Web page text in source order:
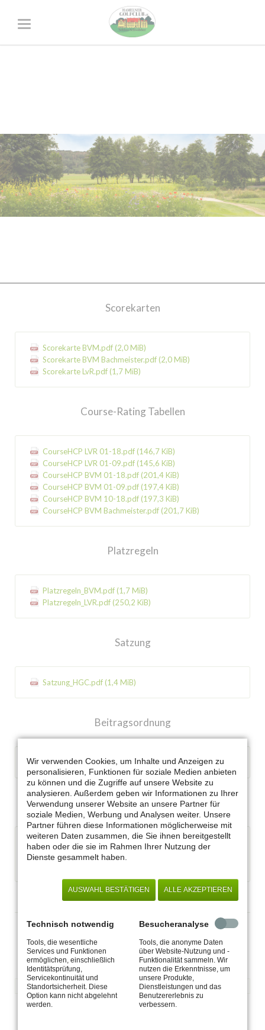
Scorekarten
Scorekarte BVM.pdf (2,0 MiB)
Scorekarte BVM Bachmeister.pdf (2,0 MiB)
Scorekarte LvR.pdf (1,7 MiB)
Course-Rating Tabellen
CourseHCP LVR 01-18.pdf (146,7 KiB)
CourseHCP LVR 01-09.pdf (145,6 KiB)
CourseHCP BVM 01-18.pdf (201,4 KiB)
CourseHCP BVM 01-09.pdf (197,4 KiB)
CourseHCP BVM 10-18.pdf (197,3 KiB)
CourseHCP BVM Bachmeister.pdf (201,7 KiB)
Platzregeln
Platzregeln_BVM.pdf (1,7 MiB)
Platzregeln_LVR.pdf (250,2 KiB)
Satzung
Satzung_HGC.pdf (1,4 MiB)
Beitragsordnung
Beitragsordnung.pdf(60,4 KiB)
Mitgliedsanträge
Mitgliedsantrag - Junge Mitglieder Schüler Student
Azubi.pdf(255,4 KiB)
Wir verwenden Cookies, um Inhalte und Anzeigen zu
personalisieren, Funktionen für soziale Medien anbieten
zu können und die Zugriffe auf unsere Website zu
analysieren. Außerdem geben wir Informationen zu Ihrer
Verwendung unserer Website an unsere Partner für
soziale Medien, Werbung und Analysen weiter. Unsere
Partner führen diese Informationen möglicherweise mit
weiteren Daten zusammen, die Sie ihnen bereitgestellt
haben oder die sie im Rahmen Ihrer Nutzung der
Dienste gesammelt haben.
AUSWAHL BESTÄTIGEN ALLE AKZEPTIEREN
Technisch notwendig
Tools, die wesentliche
Services und Funktionen
ermöglichen, einschließlich
Identitätsprüfung,
Servicekontinuität und
Standortsicherheit. Diese
Option kann nicht abgelehnt
werden.
Besucheranalyse
Tools, die anonyme Daten
über Website-Nutzung und -
Funktionalität sammeln. Wir
nutzen die Erkenntnisse, um
unsere Produkte,
Dienstleistungen und das
Benutzererlebnis zu
verbessern.